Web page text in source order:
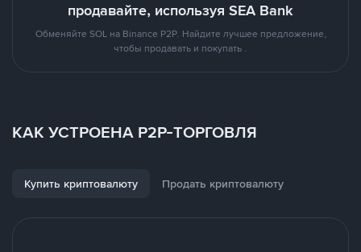
продавайте, используя SEA Bank
Обменяйте SOL на Binance P2P. Найдите лучшее предложение,
чтобы продавать и покупать .
КАК УСТРОЕНА P2P-ТОРГОВЛЯ
Купить криптовалюту Продать криптовалюту